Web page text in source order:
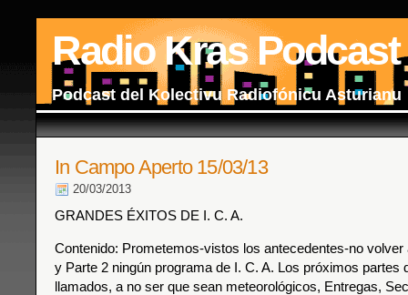
Radio Kras Podcast
Podcast del Kolectivu Radiofónicu Asturianu
In Campo Aperto 15/03/13
20/03/2013
GRANDES ÉXITOS DE I. C. A.
Contenido: Prometemos-vistos los antecedentes-no volver
y Parte 2 ningún programa de I. C. A. Los próximos partes
llamados, a no ser que sean meteorológicos, Entregas,